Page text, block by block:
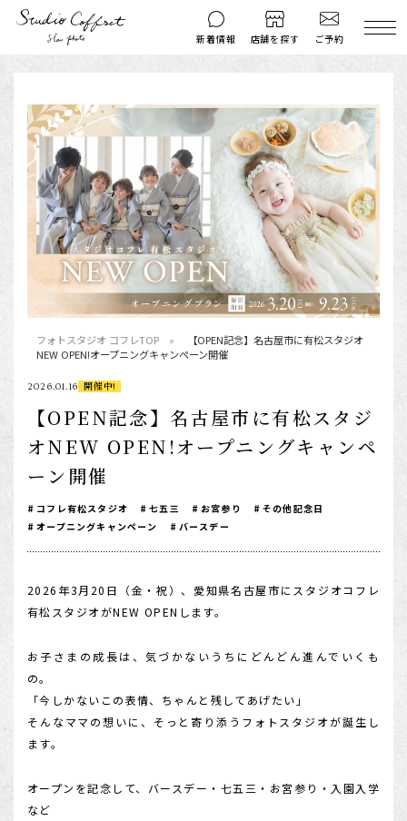
新着情報 店舗を探す ご予約
はじめての方へ 料金シミュレーション
衣装ギャラリー よくある質問
キャンペーン コフレマグ
お知らせ 資料請求
料金プラン
七五三
1/2成人式・十歳の祝い
十三祝い・十三参り
家族写真・記念写真
誕生日
桃の節句・端午の節句
ロケーション撮影・カメラマン
子供の写真撮影・スタジオフォト
リピーター様専用
フォトスタジオ コフレTOP
【OPEN記念】名古屋市に有松スタジオ
NEW OPEN!オープニングキャンペーン開催
2026.01.16 開催中!
【OPEN記念】名古屋市に有松スタジ
オNEW OPEN!オープニングキャンペ
ーン開催
コフレ有松スタジオ 七五三 お宮参り
その他記念日
オープニングキャンペーン
バースデー
2026年3月20日（金・祝）、愛知県名古屋市にスタジオコフレ
有松スタジオがNEW OPENします。
お子さまの成長は、気づかないうちにどんどん進んでいくも
の。
「今しかないこの表情、ちゃんと残してあげたい」
そんなママの想いに、そっと寄り添うフォトスタジオが誕生し
ます。
オープンを記念して、バースデー・七五三・お宮参り・入園入学
など